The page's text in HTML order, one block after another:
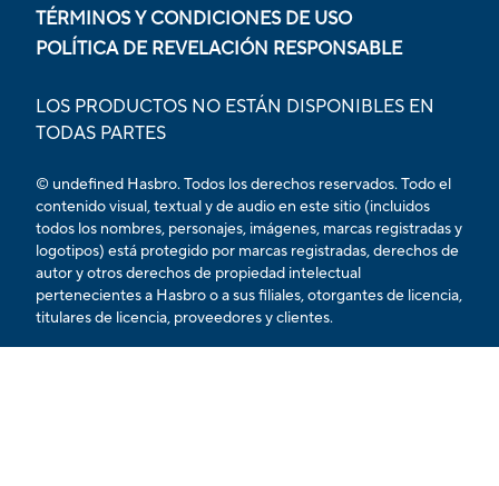
TÉRMINOS Y CONDICIONES DE USO
POLÍTICA DE REVELACIÓN RESPONSABLE
LOS PRODUCTOS NO ESTÁN DISPONIBLES EN
TODAS PARTES
© undefined Hasbro. Todos los derechos reservados. Todo el
contenido visual, textual y de audio en este sitio (incluidos
todos los nombres, personajes, imágenes, marcas registradas y
logotipos) está protegido por marcas registradas, derechos de
autor y otros derechos de propiedad intelectual
pertenecientes a Hasbro o a sus filiales, otorgantes de licencia,
titulares de licencia, proveedores y clientes.